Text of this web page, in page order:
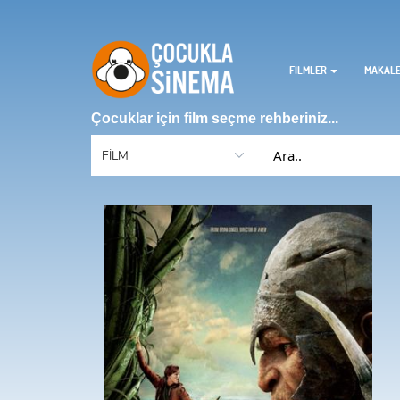
FİLMLER
Çocuklar için film seçme rehberiniz...